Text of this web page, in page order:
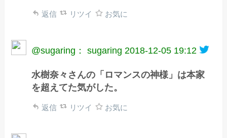
返信 リツイ お気に
@sugaring： sugaring 2018-12-05 19:12
水樹奈々さんの「ロマンスの神様」は本家
を超えてた気がした。
返信 リツイ お気に